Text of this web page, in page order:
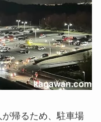
帰るため、駐車場